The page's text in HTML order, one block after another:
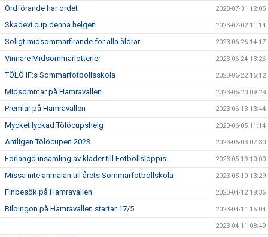
Ordförande har ordet 2023-07-31 12:05
Skadevi cup denna helgen 2023-07-02 11:14
Soligt midsommarfirande för alla åldrar 2023-06-26 14:17
Vinnare Midsommarlotterier 2023-06-24 13:26
TÖLÖ IF:s Sommarfotbollsskola 2023-06-22 16:12
Midsommar på Hamravallen 2023-06-20 09:29
Premiär på Hamravallen 2023-06-13 13:44
Mycket lyckad Tölöcupshelg 2023-06-05 11:14
Äntligen Tölöcupen 2023 2023-06-03 07:30
Förlängd insamling av kläder till Fotbollsloppis! 2023-05-19 10:00
Missa inte anmälan till årets Sommarfotbollskola 2023-05-10 13:29
Finbesök på Hamravallen 2023-04-12 18:36
Bilbingon på Hamravallen startar 17/5 2023-04-11 15:04
2023-04-11 08:49